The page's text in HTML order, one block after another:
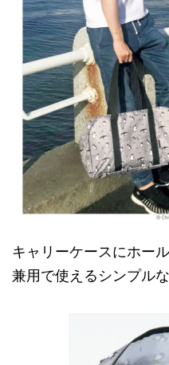
キャリーケースにホー
兼用で使えるシンプルな